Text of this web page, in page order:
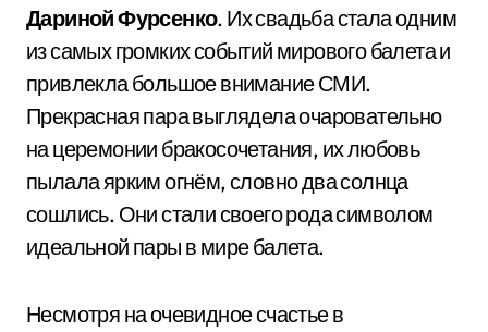
Дариной Фурсенко. Их свадьба стала одним
из самых громких событий мирового балета и
привлекла большое внимание СМИ.
Прекрасная пара выглядела очаровательно
на церемонии бракосочетания, их любовь
пылала ярким огнём, словно два солнца
сошлись. Они стали своего рода символом
идеальной пары в мире балета.
Несмотря на очевидное счастье в